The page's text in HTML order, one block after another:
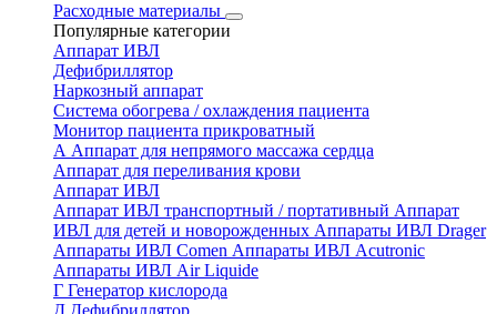
Расходные материалы
Популярные категории
Аппарат ИВЛ
Дефибриллятор
Наркозный аппарат
Система обогрева / охлаждения пациента
Монитор пациента прикроватный
А Аппарат для непрямого массажа сердца
Аппарат для переливания крови
Аппарат ИВЛ
Аппарат ИВЛ транспортный / портативный Аппарат
ИВЛ для детей и новорожденных Аппараты ИВЛ Drager
Аппараты ИВЛ Comen Аппараты ИВЛ Acutronic
Аппараты ИВЛ Air Liquide
Г Генератор кислорода
Д Дефибриллятор